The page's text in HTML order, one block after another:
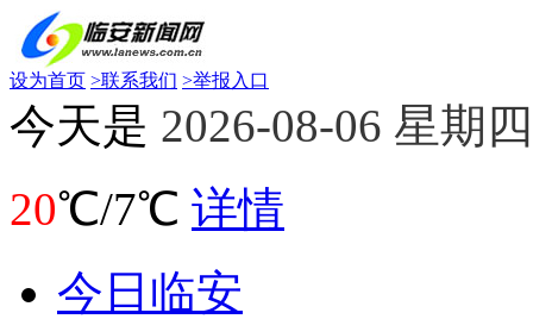
设为首页 >联系我们 >举报入口
今天是 2026-08-06 星期四
20℃/7℃ 详情
今日临安